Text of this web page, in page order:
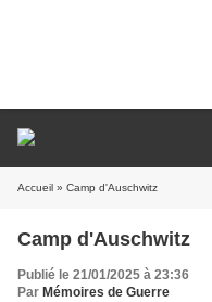
Accueil » Camp d'Auschwitz
Camp d'Auschwitz
Publié le 21/01/2025 à 23:36
Par Mémoires de Guerre